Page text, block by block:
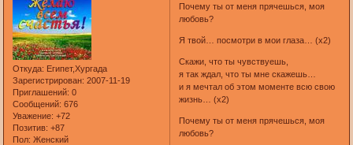
Откуда: Египет,Хургада
Зарегистрирован: 2007-11-19
Приглашений: 0
Сообщений: 676
Уважение: +72
Позитив: +87
Пол: Женский
Почему ты от меня прячешься, моя
любовь?
Я твой… посмотри в мои глаза… (x2)
Скажи, что ты чувствуешь,
я так ждал, что ты мне скажешь…
и я мечтал об этом моменте всю свою
жизнь… (x2)
Почему ты от меня прячешься, моя
любовь?